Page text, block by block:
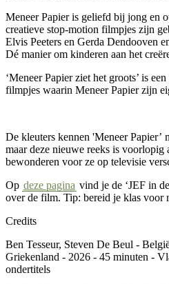
Meneer Papier is geliefd bij jong en
creatieve stop-motion filmpjes zijn
Elvis Peeters en Gerda Dendooven
Dé manier om kinderen aan het
‘Meneer Papier ziet het groots’ is
filmpjes waarin Meneer Papier zijn
De kleuters kennen 'Meneer Papier’
maar deze nieuwe reeks is voorlopig
bewonderen voor ze op televisie
Op deze pagina vind je de ‘JEF in
over de film. Tip: bereid je klas voor
Credits
Ben Tesseur, Steven De Beul -
Griekenland - 2026 - 45 minuten -
ondertitels